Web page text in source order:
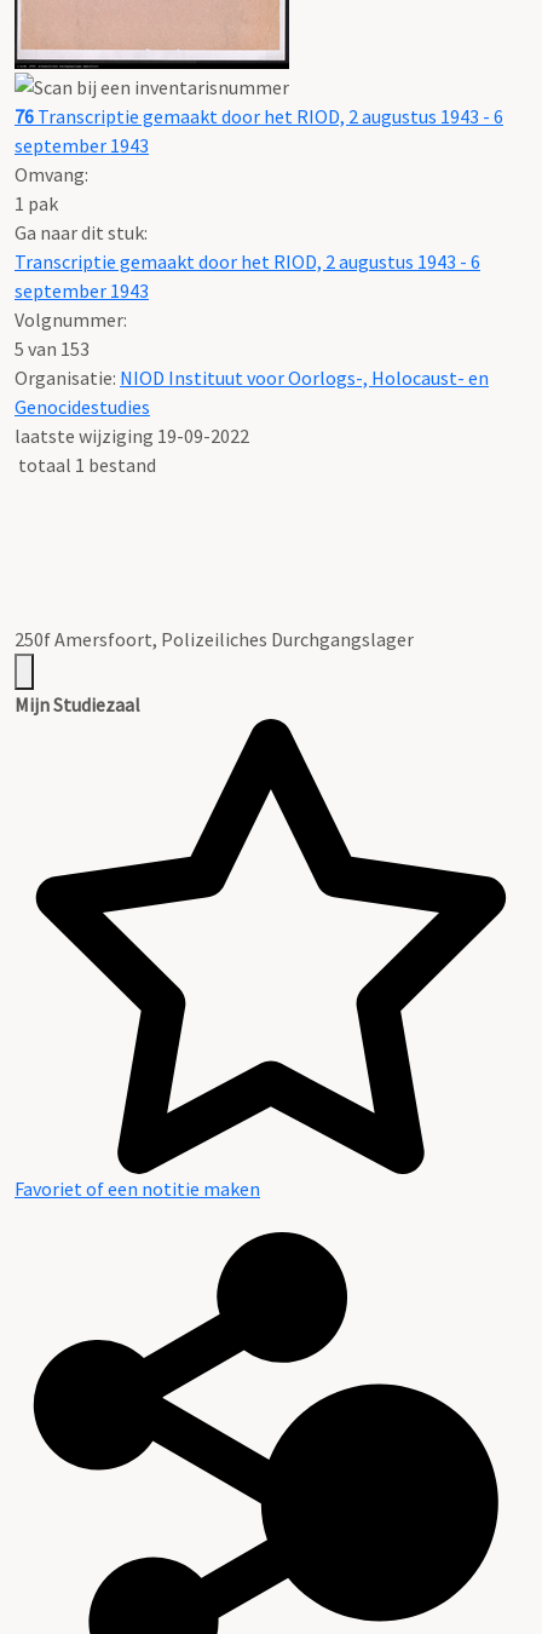
76 Transcriptie gemaakt door het RIOD, 2 augustus 1943 - 6
september 1943
Omvang:
1 pak
Ga naar dit stuk:
Transcriptie gemaakt door het RIOD, 2 augustus 1943 - 6
september 1943
Volgnummer:
5 van 153
Organisatie: NIOD Instituut voor Oorlogs-, Holocaust- en
Genocidestudies
laatste wijziging 19-09-2022
totaal 1 bestand
250f Amersfoort, Polizeiliches Durchgangslager
Mijn Studiezaal
Favoriet of een notitie maken